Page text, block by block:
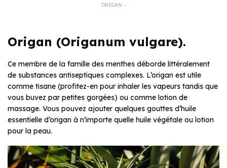
ORIGAN –
Origan (Origanum vulgare).
Ce membre de la famille des menthes déborde littéralement
de substances antiseptiques complexes. L’origan est utile
comme tisane (profitez-en pour inhaler les vapeurs tandis que
vous buvez par petites gorgées) ou comme lotion de
massage. Vous pouvez ajouter quelques gouttes d’huile
essentielle d’origan à n’importe quelle huile végétale ou lotion
pour la peau.